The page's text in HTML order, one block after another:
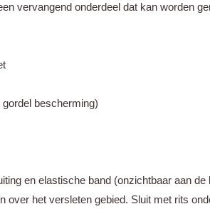
vervangend onderdeel dat kan worden
bescherming)
en elastische band (onzichtbaar aan
over het versleten gebied. Sluit met rits